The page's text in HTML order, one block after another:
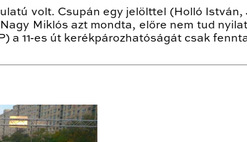
volt. Csupán egy jelölttel (Holló
Miklós azt mondta, előre nem tud
a 11-es út kerékpározhatóságát csak